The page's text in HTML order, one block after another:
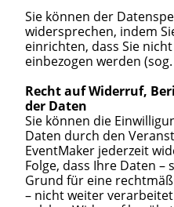
Sie können der
widersprechen, indem
einrichten, dass Sie
einbezogen werden
Recht auf Widerruf,
der Daten
Sie können die
Daten durch den
EventMaker jederzeit
Folge, dass Ihre Daten
Grund für eine
– nicht weiter